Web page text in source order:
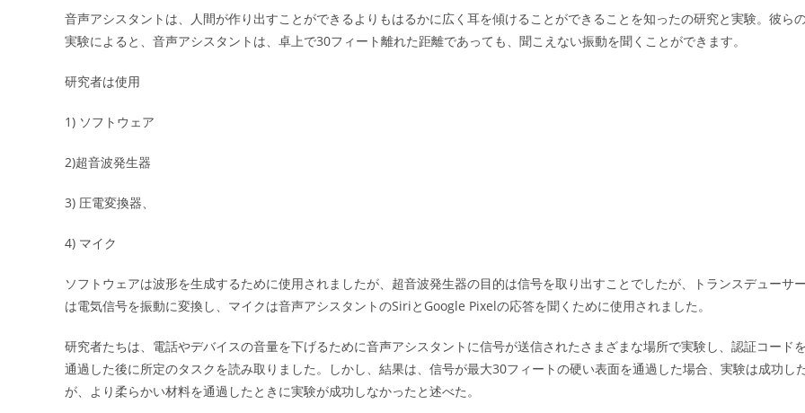
開
日:
テ
ゴ
リ
音声アシスタントは、人間が作り出すことができるよりもはるかに広く耳を傾けることができることを知ったの研究と実験。彼ら
実験によると、音声アシスタントは、卓上で30フィート離れた距離であっても、聞こえない振動を聞くことができます。
研究者は使用
1) ソフトウェア
2)超音波発生器
3) 圧電変換器、
4) マイク
ソフトウェアは波形を生成するために使用されましたが、超音波発生器の目的は信号を取り出すことでしたが、トランスデューサー
は電気信号を振動に変換し、マイクは音声アシスタントのSiriとGoogle Pixelの応答を聞くために使用されました。
研究者たちは、電話やデバイスの音量を下げるために音声アシスタントに信号が送信されたさまざまな場所で実験し、認証コードを
通過した後に所定のタスクを読み取りました。しかし、結果は、信号が最大30フィートの硬い表面を通過した場合、実験は成功し
が、より柔らかい材料を通過したときに実験が成功しなかったと述べた。